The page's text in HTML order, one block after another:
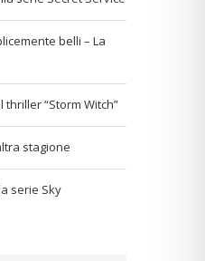
belli – La
“Storm Witch”
stagione
serie Sky